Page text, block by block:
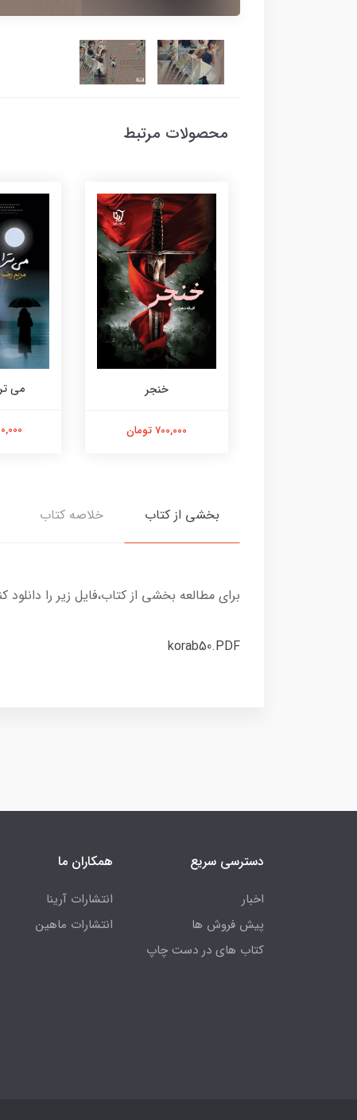
محصولات مرتبط
خنجر
700,000 تومان
می
بخشی از کتاب خلاصه کتاب
برای مطالعه بخشی از کتاب،فایل زیر را دانلود
korab50.PDF
دسترسی سریع
اخبار
پیش فروش ها
کتاب های در دست چاپ
همکاران ما
انتشارات آرینا
انتشارات ماهین